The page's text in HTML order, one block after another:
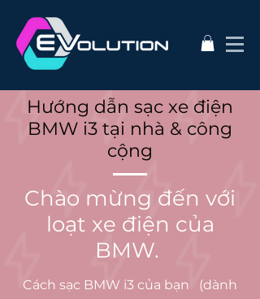
Hướng dẫn sạc xe điện
BMW i3 tại nhà & công
cộng
Chào mừng đến với
loạt xe điện của
BMW.
Cách sạc BMW i3 của bạn
(dành